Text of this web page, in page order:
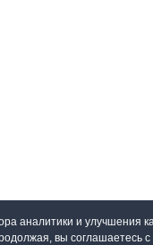
аналитики и улучшения
вы соглашаетесь